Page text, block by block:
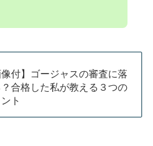
像付】ゴージャスの審査に落
合格した私が教える３つの
ト